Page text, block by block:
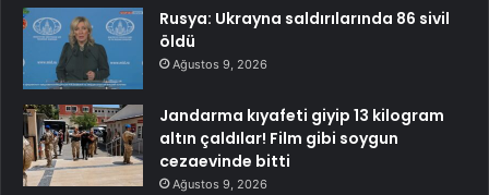
Rusya: Ukrayna saldırılarında 86 sivil
öldü
Ağustos 9, 2026
Jandarma kıyafeti giyip 13 kilogram
altın çaldılar! Film gibi soygun
cezaevinde bitti
Ağustos 9, 2026